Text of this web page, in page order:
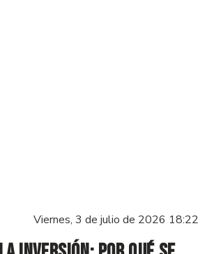
Viernes, 3 de julio de 2026 18:22